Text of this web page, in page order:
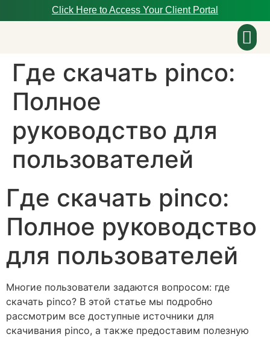
Click Here to Access Your Client Portal
Где скачать pinco:
Полное
руководство для
пользователей
Где скачать pinco:
Полное руководство
для пользователей
Многие пользователи задаются вопросом: где
скачать pinco? В этой статье мы подробно
рассмотрим все доступные источники для
скачивания pinco, а также предоставим полезную